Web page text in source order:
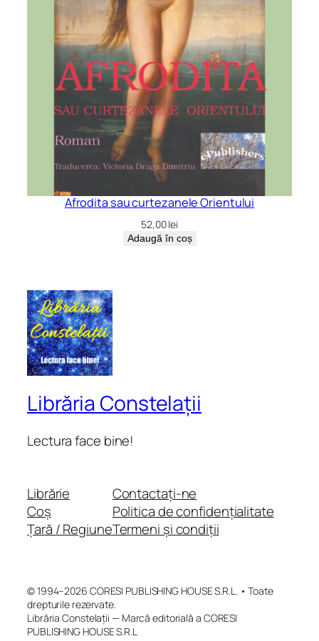
Afrodita sau curtezanele Orientului
52,00lei
Adaugă în coș
Librăria Constelații
Lectura face bine!
Librărie
Coș
Țară / Regiune
Contactați-ne
Politica de confidențialitate
Termeni și condiții
© 1994–2026 CORESI PUBLISHING HOUSE S.R.L. • Toate
drepturile rezervate.
Librăria Constelații — Marcă editorială a CORESI
PUBLISHING HOUSE S.R.L